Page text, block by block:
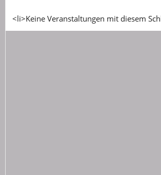
<li>Keine Veranstaltungen mit diesem